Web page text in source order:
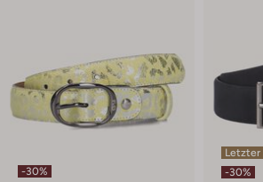
-30%
Letzter
-30%